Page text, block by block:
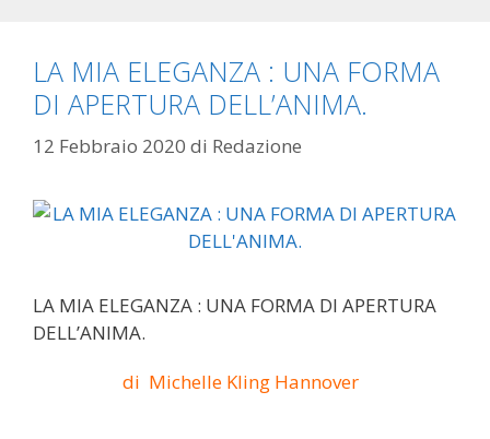
LA MIA ELEGANZA : UNA FORMA
DI APERTURA DELL’ANIMA.
12 Febbraio 2020 di Redazione
LA MIA ELEGANZA : UNA FORMA DI APERTURA
DELL’ANIMA.
di Michelle Kling Hannover